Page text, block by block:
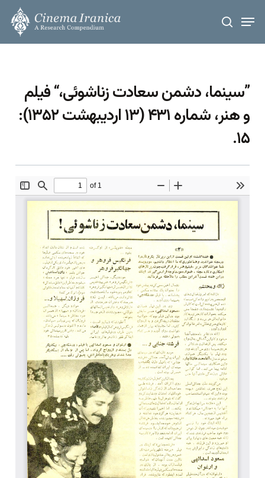
Skip
main
search
”سینما، دشمن سعادت زناشوئی،“ فیلم
و هنر، شماره ۴۳۱ (۱۳ اردیبهشت ۱۳۵۲):
۱۵.